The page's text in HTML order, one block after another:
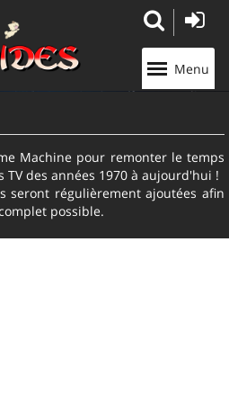
Menu
Machine pour remonter le temps
des années 1970 à aujourd'hui !
seront régulièrement ajoutées afin
possible.